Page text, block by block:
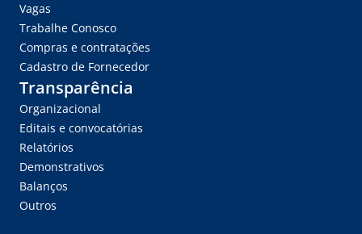
Vagas
Trabalhe Conosco
Compras e contratações
Cadastro de Fornecedor
Transparência
Organizacional
Editais e convocatórias
Relatórios
Demonstrativos
Balanços
Outros